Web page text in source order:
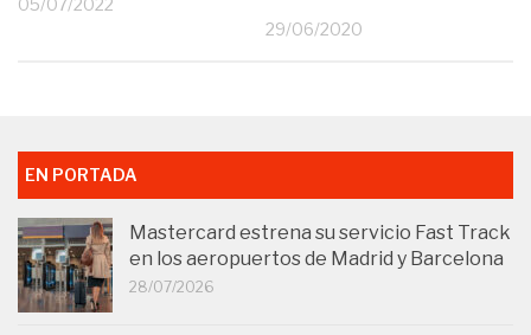
05/07/2022
29/06/2020
EN PORTADA
Mastercard estrena su servicio Fast Track
en los aeropuertos de Madrid y Barcelona
28/07/2026